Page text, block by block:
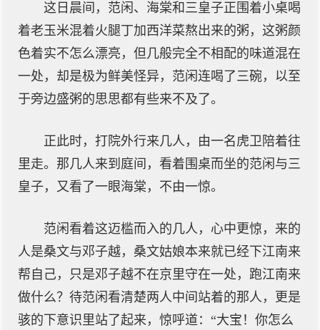
这日晨间，范闲、海棠和三皇子正围着小桌喝
着老玉米混着火腿丁加西洋菜熬出来的粥，这粥颜
色着实不怎么漂亮，但几般完全不相配的味道混在
一处，却是极为鲜美怪异，范闲连喝了三碗，以至
于旁边盛粥的思思都有些来不及了。
正此时，打院外行来几人，由一名虎卫陪着往
里走。那几人来到庭间，看着围桌而坐的范闲与三
皇子，又看了一眼海棠，不由一惊。
范闲看着这迈槛而入的几人，心中更惊，来的
人是桑文与邓子越，桑文姑娘本来就已经下江南来
帮自己，只是邓子越不在京里守在一处，跑江南来
做什么？待范闲看清楚两人中间站着的那人，更是
骇的下意识里站了起来，惊呼道：“大宝！你怎么